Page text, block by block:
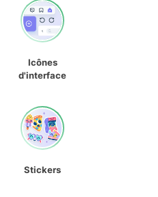
Icônes
d'interface
Stickers